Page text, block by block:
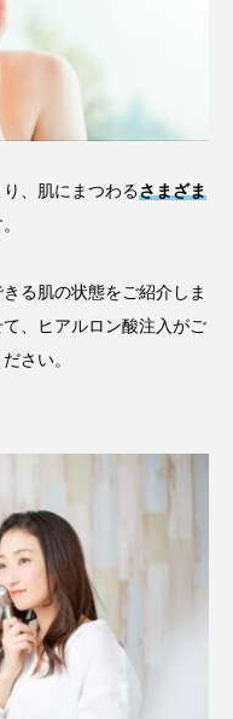
、肌にまつわるさまざま
る肌の状態をご紹介しま
、ヒアルロン酸注入がご
さい。